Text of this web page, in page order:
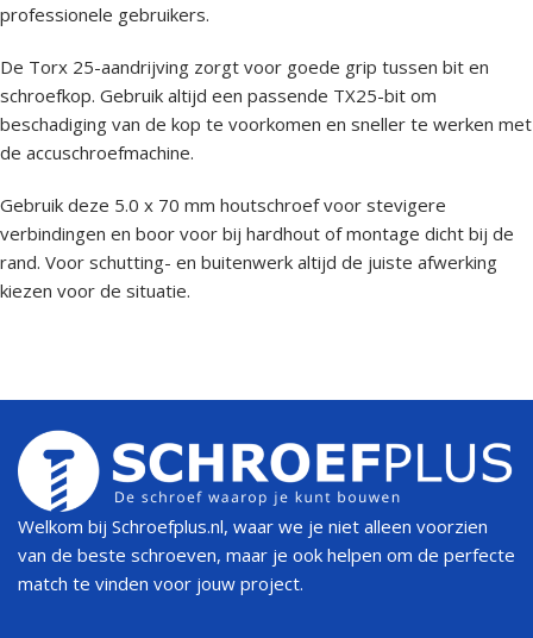
professionele gebruikers.
De Torx 25-aandrijving zorgt voor goede grip tussen bit en
schroefkop. Gebruik altijd een passende TX25-bit om
beschadiging van de kop te voorkomen en sneller te werken met
de accuschroefmachine.
Gebruik deze 5.0 x 70 mm houtschroef voor stevigere
verbindingen en boor voor bij hardhout of montage dicht bij de
rand. Voor schutting- en buitenwerk altijd de juiste afwerking
kiezen voor de situatie.
Welkom bij Schroefplus.nl, waar we je niet alleen voorzien
van de beste schroeven, maar je ook helpen om de perfecte
match te vinden voor jouw project.